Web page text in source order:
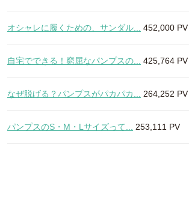
オシャレに履くための、サンダル... 452,000 PV
自宅でできる！窮屈なパンプスの... 425,764 PV
なぜ脱げる？パンプスがパカパカ... 264,252 PV
パンプスのS・M・Lサイズって... 253,111 PV